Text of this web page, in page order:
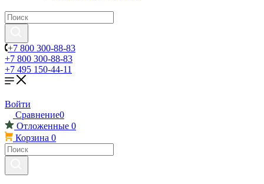
+7 800 300-88-83
+7 800 300-88-83
+7 495 150-44-11
Войти
Сравнение0
Отложенные 0
Корзина 0